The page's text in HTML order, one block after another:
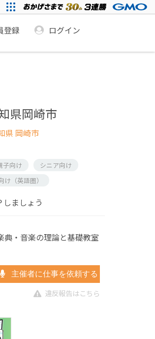
登録 ログイン
県岡崎市
県 岡崎市
子向け
シニア向け
（英語圏）
ましょう
典・音楽の理論と基礎教室
主催者に仕事を依頼する
違反報告はこちら